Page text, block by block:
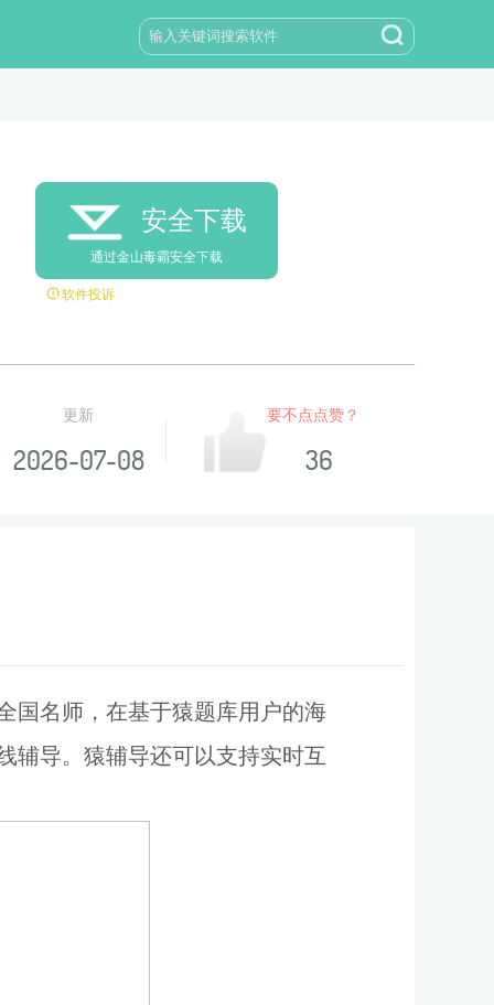
安全下载
通过金山毒霸安全下载
软件投诉
更新
2026-07-08
要不点点赞？
36
国名师，在基于猿题库用户的海
辅导。猿辅导还可以支持实时互